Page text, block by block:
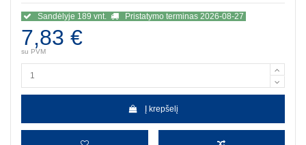
Sandėlyje 189 vnt. Pristatymo terminas 2026-08-27
7,83 €
su PVM
Į krepšelį